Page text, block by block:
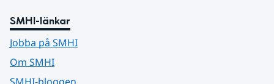
SMHI-länkar
Jobba på SMHI
Om SMHI